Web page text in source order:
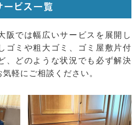
ービス一覧
阪では幅広いサービスを展開し
ゴミや粗大ゴミ、ゴミ屋敷片付
、どのような状況でも必ず解決
軽にご相談ください。